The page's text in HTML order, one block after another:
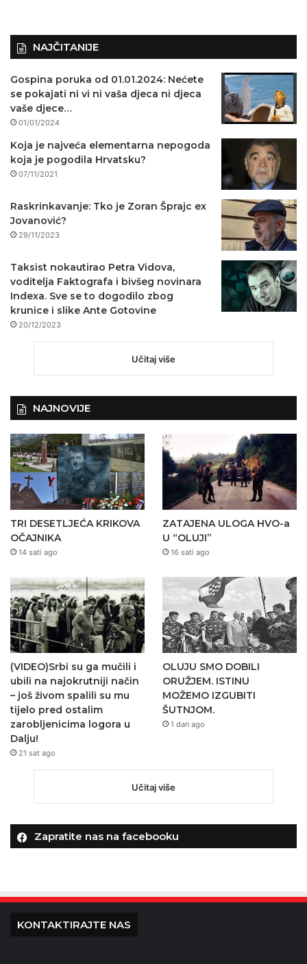
NAJČITANIJE
Gospina poruka od 01.01.2024: Nećete
se pokajati ni vi ni vaša djeca ni djeca
vaše djece…
01/01/2024
Koja je najveća elementarna nepogoda
koja je pogodila Hrvatsku?
07/11/2021
Raskrinkavanje: Tko je Zoran Šprajc ex
Jovanović?
29/11/2023
Taksist nokautirao Petra Vidova,
voditelja Faktografa i bivšeg novinara
Indexa. Sve se to dogodilo zbog
krunice i slike Ante Gotovine
20/12/2023
Učitaj više
NAJNOVIJE
TRI DESETLJEĆA KRIKOVA
OČAJNIKA
14 sati ago
ZATAJENA ULOGA HVO-a
U “OLUJI”
16 sati ago
(VIDEO)Srbi su ga mučili i
ubili na najokrutniji način
– još živom spalili su mu
tijelo pred ostalim
zarobljenicima logora u
Dalju!
21 sat ago
OLUJU SMO DOBILI
ORUŽJEM. ISTINU
MOŽEMO IZGUBITI
ŠUTNJOM.
1 dan ago
Učitaj više
Zapratite nas na facebooku
KONTAKTIRAJTE NAS